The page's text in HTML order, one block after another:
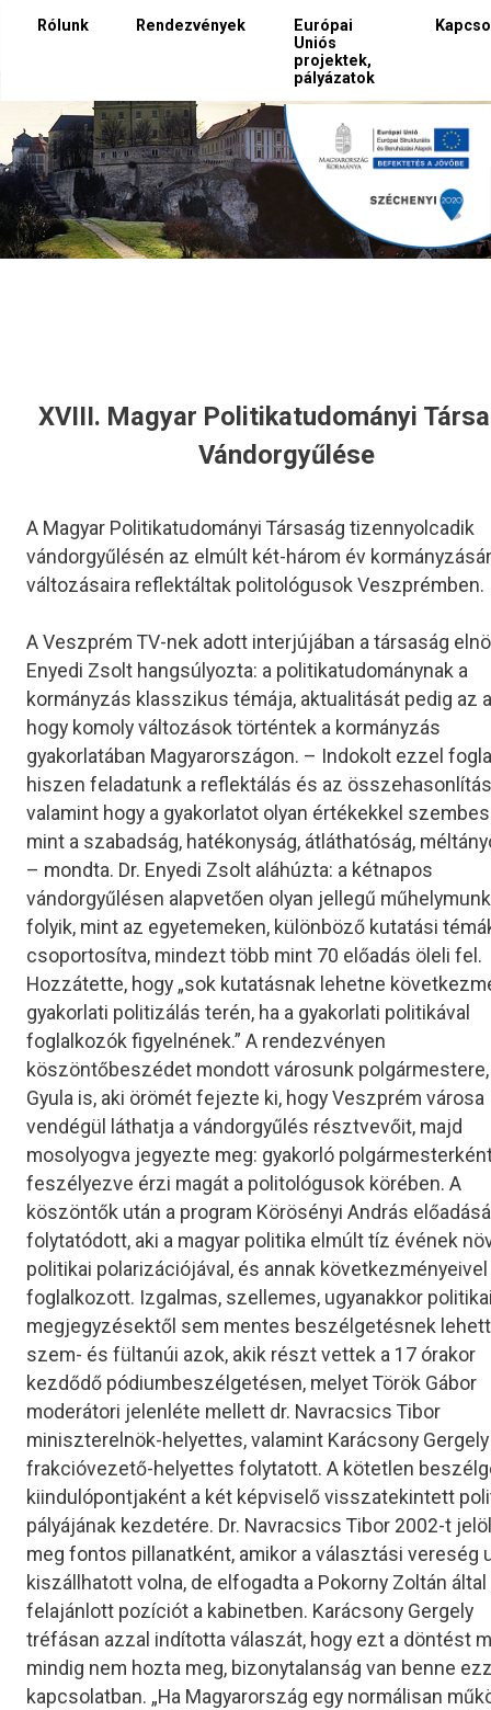
Rólunk Rendezvények
Európai
Uniós
projektek,
pályázatok
XVIII. Magyar Politikatudományi
Vándorgyűlése
A Magyar Politikatudományi Társaság tizennyolcadik
vándorgyűlésén az elmúlt két-három év
változásaira reflektáltak politológusok Veszprémben.
A Veszprém TV-nek adott interjújában a társaság
Enyedi Zsolt hangsúlyozta: a politikatudománynak a
kormányzás klasszikus témája, aktualitását pedig az
hogy komoly változások történtek a kormányzás
gyakorlatában Magyarországon. – Indokolt ezzel
hiszen feladatunk a reflektálás és az
valamint hogy a gyakorlatot olyan értékekkel
mint a szabadság, hatékonyság, átláthatóság,
– mondta. Dr. Enyedi Zsolt aláhúzta: a kétnapos
vándorgyűlésen alapvetően olyan jellegű
folyik, mint az egyetemeken, különböző kutatási
csoportosítva, mindezt több mint 70 előadás öleli fel.
Hozzátette, hogy „sok kutatásnak lehetne
gyakorlati politizálás terén, ha a gyakorlati politikával
foglalkozók figyelnének.” A rendezvényen
köszöntőbeszédet mondott városunk polgármestere,
Gyula is, aki örömét fejezte ki, hogy Veszprém városa
vendégül láthatja a vándorgyűlés résztvevőit, majd
mosolyogva jegyezte meg: gyakorló
feszélyezve érzi magát a politológusok körében. A
köszöntők után a program Körösényi András
folytatódott, aki a magyar politika elmúlt tíz évének
politikai polarizációjával, és annak következményeivel
foglalkozott. Izgalmas, szellemes, ugyanakkor
megjegyzésektől sem mentes beszélgetésnek
szem- és fültanúi azok, akik részt vettek a 17 órakor
kezdődő pódiumbeszélgetésen, melyet Török Gábor
moderátori jelenléte mellett dr. Navracsics Tibor
miniszterelnök-helyettes, valamint Karácsony Gergely
frakcióvezető-helyettes folytatott. A kötetlen
kiindulópontjaként a két képviselő visszatekintett
pályájának kezdetére. Dr. Navracsics Tibor 2002-t
meg fontos pillanatként, amikor a választási vereség
kiszállhatott volna, de elfogadta a Pokorny Zoltán által
felajánlott pozíciót a kabinetben. Karácsony Gergely
tréfásan azzal indította válaszát, hogy ezt a döntést
mindig nem hozta meg, bizonytalanság van benne
kapcsolatban. „Ha Magyarország egy normálisan